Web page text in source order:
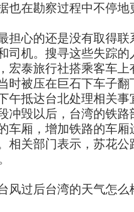
也在勘察过程中不停地
心的还是没有取得联
司机。搜寻这些失踪的
宏泰旅行社搭乘客车
时被压在巨石下车子翻
午抵达台北处理相关事
冲毁以后，台湾的铁路
车厢，增加铁路的车厢
相关部门表示，苏花公
过后台湾的天气怎么